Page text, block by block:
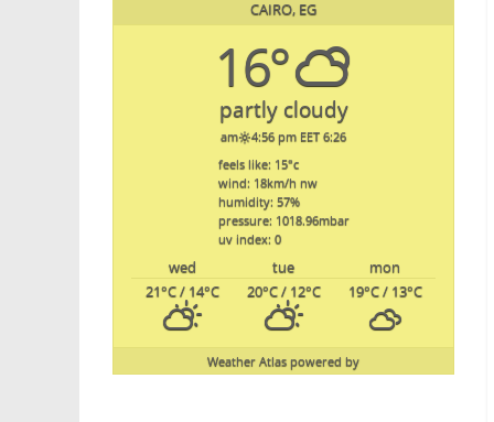
CAIRO, EG
16°
partly cloudy
6:26 am
4:56 pm EET
feels like: 15°c
wind: 18km/h nw
humidity: 57%
pressure: 1018.96mbar
uv index: 0
mon
tue
wed
19°C/ 13°C
20°C/ 12°C
21°C/ 14°C
powered by
Weather Atlas